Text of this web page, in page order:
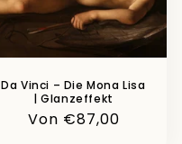
Da Vinci – Die Mona Lisa
| Glanzeffekt
Normaler
Von €87,00